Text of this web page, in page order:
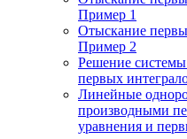
Пример 1
Отыскание
Пример 2
Решение
первых
Линейные
производными
уравнения и